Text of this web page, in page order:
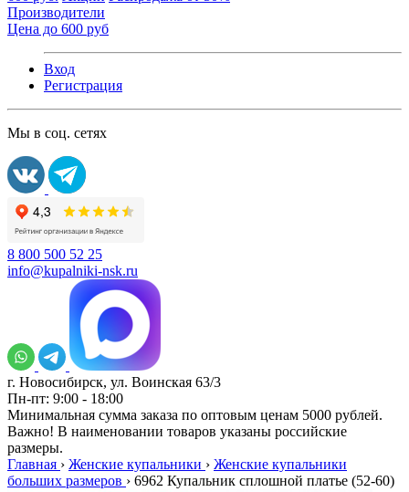
Производители
Цена до 600 руб
Вход
Регистрация
Мы в соц. сетях
8 800 500 52 25
info@kupalniki-nsk.ru
г. Новосибирск, ул. Воинская 63/3
Пн-пт: 9:00 - 18:00
Минимальная сумма заказа по оптовым ценам 5000 рублей.
Важно! В наименовании товаров указаны российские
размеры.
Главная › Женские купальники › Женские купальники
больших размеров › 6962 Купальник сплошной платье (52-60)